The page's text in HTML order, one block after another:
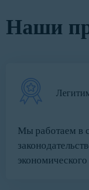
Наши
Мы работаем в